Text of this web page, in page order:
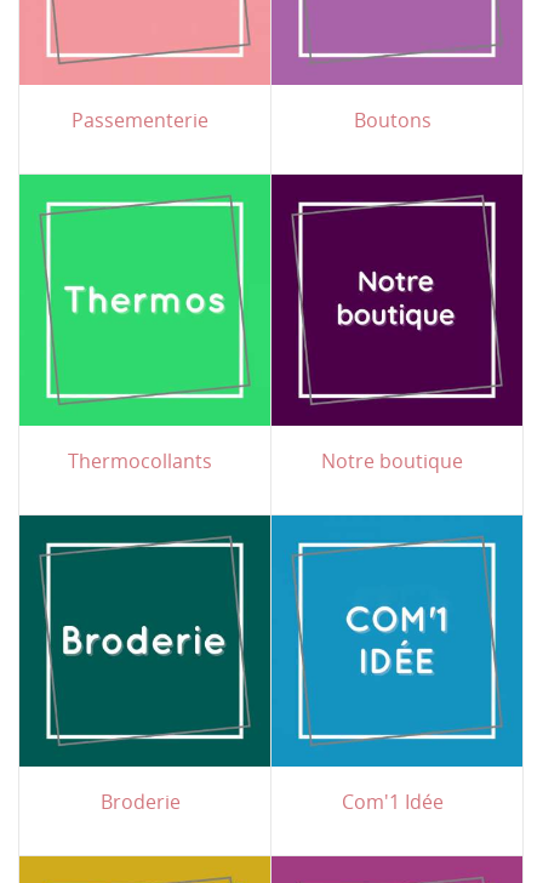
Passementerie Boutons
Thermocollants Notre boutique
Broderie Com'1 Idée